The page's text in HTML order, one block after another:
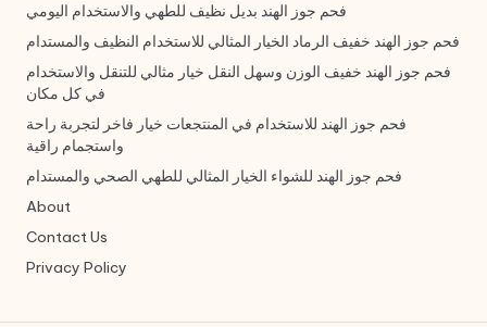
فحم جوز الهند بديل نظيف للطهي والاستخدام اليومي
فحم جوز الهند خفيف الرماد الخيار المثالي للاستخدام النظيف والمستدام
فحم جوز الهند خفيف الوزن وسهل النقل خيار مثالي للتنقل والاستخدام
في كل مكان
فحم جوز الهند للاستخدام في المنتجعات خيار فاخر لتجربة راحة
واستجمام راقية
فحم جوز الهند للشواء الخيار المثالي للطهي الصحي والمستدام
About
Contact Us
Privacy Policy